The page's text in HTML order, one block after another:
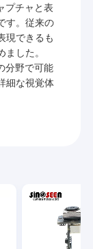
プチャと表
す。従来の
現できるも
した。
分野で可能
細な視覚体
ジュール、携帯
ール、保安用
ラ プロダクト、
算機視覚、保
関連、